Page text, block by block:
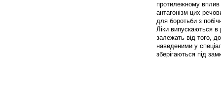
протилежному вплив
антагонізм цих
для боротьби з
Ліки випускаються в
залежать від того,
наведеними у
зберігаються під